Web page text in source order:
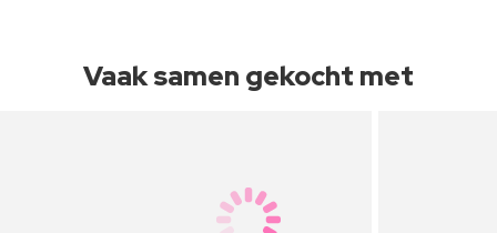
Vaak samen gekocht met